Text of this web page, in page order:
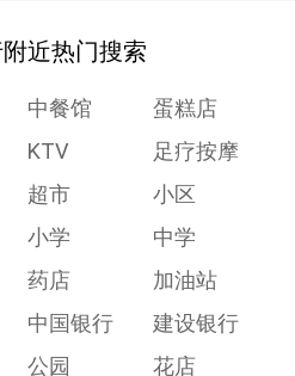
近热门搜索
中餐馆
蛋糕店
KTV
足疗按摩
超市
小区
小学
中学
药店
加油站
中国银行
建设银行
公园
花店